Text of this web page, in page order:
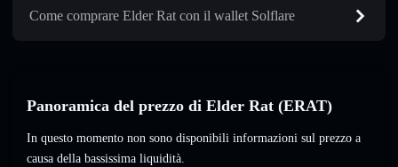
Come comprare Elder Rat con il wallet Solflare
Panoramica del prezzo di Elder Rat (ERAT)
In questo momento non sono disponibili informazioni sul prezzo a
causa della bassissima liquidità.